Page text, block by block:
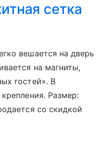
сетка
вешается на дверь
на магниты,
гостей». В
Размер:
со скидкой